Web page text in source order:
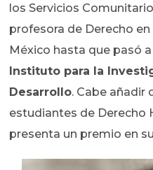
los Servicios
profesora de Derecho
México hasta que pasó
Instituto para la
Desarrollo. Cabe añadir
estudiantes de Derecho
presenta un premio en